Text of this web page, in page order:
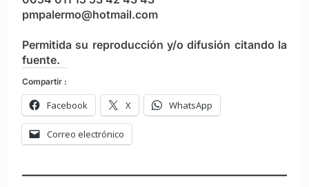
pmpalermo@hotmail.com
Permitida su reproducción y/o difusión citando la
fuente.
Compartir :
Facebook X WhatsApp
Correo electrónico